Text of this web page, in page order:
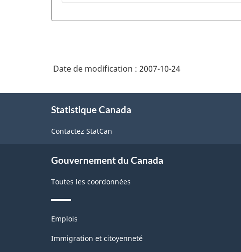
-
qualité
-
ARCHIVÉ
128.58
Date de modification : 2007-10-24
Statistique Canada
Contactez StatCan
Gouvernement du Canada
Toutes les coordonnées
Thèmes
sujets
Emplois
Immigration et citoyenneté